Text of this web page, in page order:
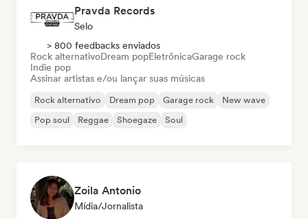
Pravda Records
Selo
> 800 feedbacks enviados
Rock alternativoDream popEletrônicaGarage rock
Indie pop
Assinar artistas e/ou lançar suas músicas
Rock alternativo Dream pop Garage rock
New wave
Pop soul
Reggae Shoegaze Soul
Zoila Antonio
Mídia/Jornalista